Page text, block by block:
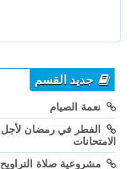
جديد القسم
نعمة الصيام
الفطر في رمضان لأجل
الامتحانات
مشروعية صلاة التراويح